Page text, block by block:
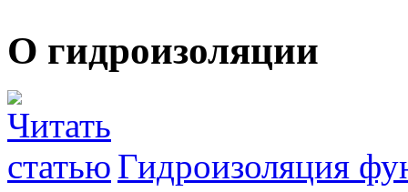
О гидроизоляции
Гидроизоляция